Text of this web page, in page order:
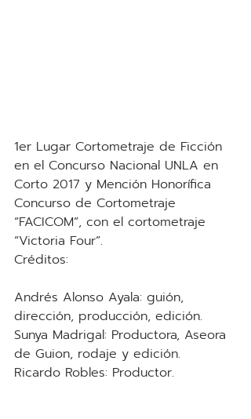
1er Lugar Cortometraje de Ficción
en el Concurso Nacional UNLA en
Corto 2017 y Mención Honorífica
Concurso de Cortometraje
“FACICOM”, con el cortometraje
“Victoria Four”.
Créditos:
Andrés Alonso Ayala: guión,
dirección, producción, edición.
Sunya Madrigal: Productora, Aseora
de Guion, rodaje y edición.
Ricardo Robles: Productor.